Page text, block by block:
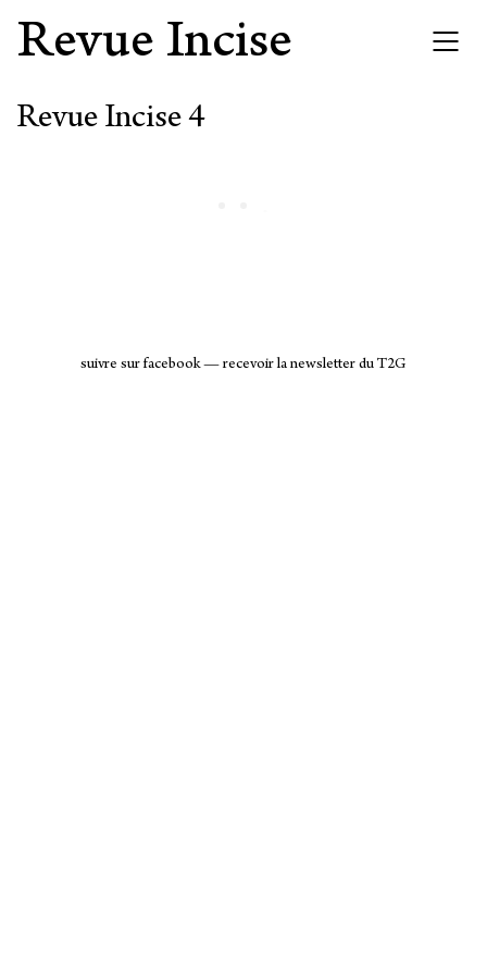
Revue Incise
Revue Incise 4
suivre sur facebook— recevoir la newsletter du T2G